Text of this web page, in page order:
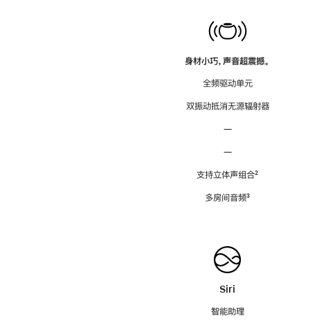
身材小巧，声音超震撼。
全频驱动单元
双振动抵消无源辐射器
—
—
支持立体声组合脚
²
多房间音频脚
³
Siri
智能助理